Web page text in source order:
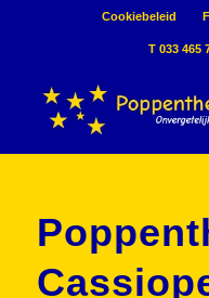
Cookiebeleid
T 033 465